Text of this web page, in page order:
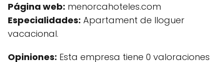
Página web: menorcahoteles.com
Especialidades: Apartament de lloguer
vacacional.
Opiniones: Esta empresa tiene 0 valoraciones